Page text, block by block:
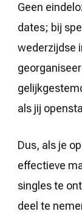
Geen
dates; bij
wederzijdse
als jij
Dus, als je
effectieve
singles te
deel te